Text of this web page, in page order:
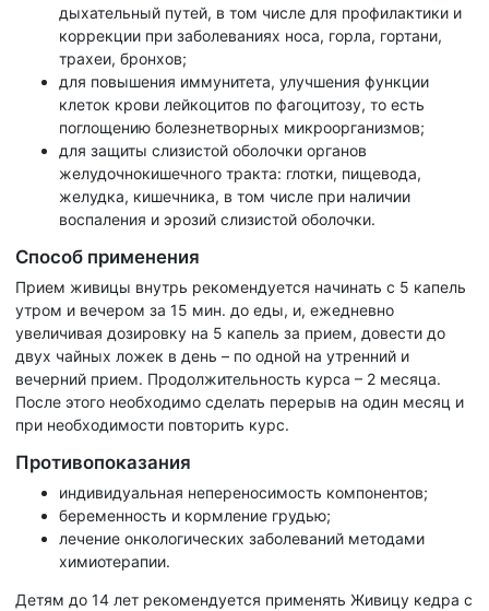
дыхательный путей, в том числе для профилактики и
коррекции при заболеваниях носа, горла, гортани,
трахеи, бронхов;
для повышения иммунитета, улучшения функции
клеток крови лейкоцитов по фагоцитозу, то есть
поглощению болезнетворных микроорганизмов;
для защиты слизистой оболочки органов
желудочнокишечного тракта: глотки, пищевода,
желудка, кишечника, в том числе при наличии
воспаления и эрозий слизистой оболочки.
Способ применения
Прием живицы внутрь рекомендуется начинать с 5 капель
утром и вечером за 15 мин. до еды, и, ежедневно
увеличивая дозировку на 5 капель за прием, довести до
двух чайных ложек в день – по одной на утренний и
вечерний прием. Продолжительность курса – 2 месяца.
После этого необходимо сделать перерыв на один месяц и
при необходимости повторить курс.
Противопоказания
индивидуальная непереносимость компонентов;
беременность и кормление грудью;
лечение онкологических заболеваний методами
химиотерапии.
Детям до 14 лет рекомендуется применять Живицу кедра с